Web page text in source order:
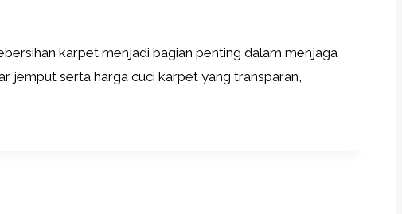
karpet menjadi bagian penting dalam menjaga
jemput serta harga cuci karpet yang transparan,